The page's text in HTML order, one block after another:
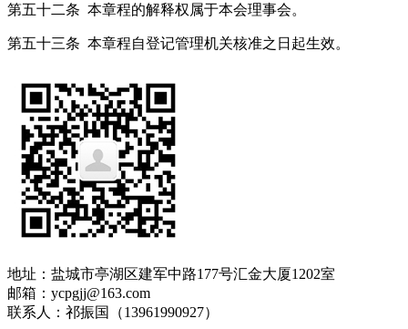
第五十二条 本章程的解释权属于本会理事会。
第五十三条 本章程自登记管理机关核准之日起生效。
地址：盐城市亭湖区建军中路177号汇金大厦1202室
邮箱：ycpgjj@163.com
联系人：祁振国（13961990927）